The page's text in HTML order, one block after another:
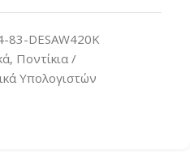
83-DESAW420K
, Ποντίκια /
Υπολογιστών